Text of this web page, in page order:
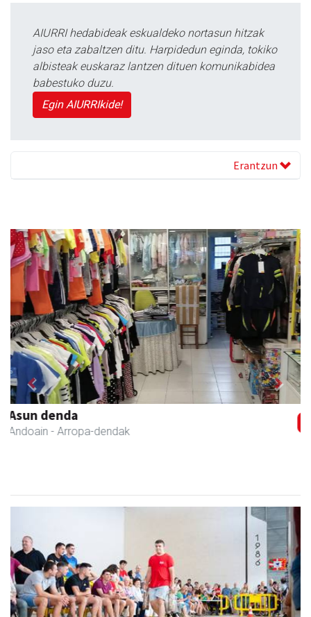
AIURRI hedabideak eskualdeko nortasun hitzak
jaso eta zabaltzen ditu. Harpidedun eginda, tokiko
albisteak euskaraz lantzen dituen komunikabidea
babestuko duzu.
Egin AIURRIkide!
Erantzun
Kulunka aeroyoga zentroa
Andoain - Aeroyoga
Previous Next